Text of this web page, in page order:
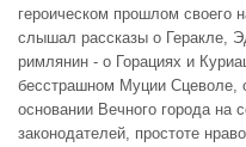
героическом прошлом своего
слышал рассказы о Геракле,
римлянин - о Горациях и
бесстрашном Муции Сцеволе,
основании Вечного города на
законодателей, простоте